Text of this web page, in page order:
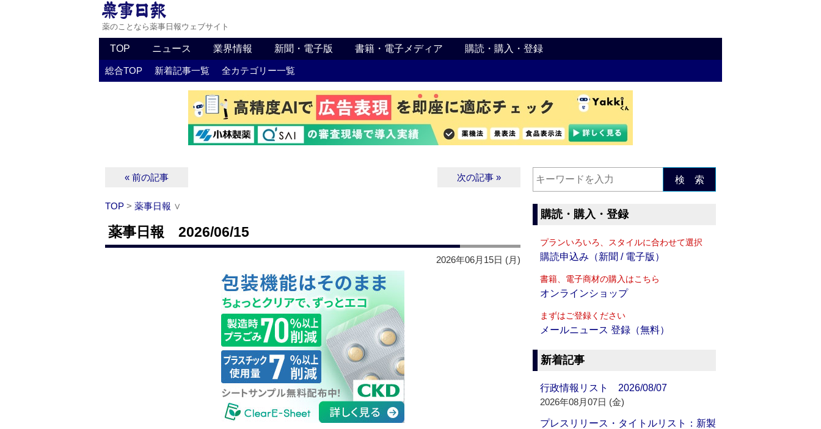
薬のことなら薬事日報ウェブサイト
TOP ニュース 業界情報 新聞・電子版 書籍・電子メディア 購読・購入・登録
総合TOP 新着記事一覧 全カテゴリー一覧
« 前の記事 次の記事 »
TOP > 薬事日報 ∨
薬事日報 2026/06/15
2026年06月15日 (月)
検 索
購読・購入・登録
プランいろいろ、スタイルに合わせて選択
購読申込み（新聞 / 電子版）
書籍、電子商材の購入はこちら
オンラインショップ
まずはご登録ください
メールニュース 登録（無料）
新着記事
行政情報リスト 2026/08/07
2026年08月07日 (金)
プレスリリース・タイトルリスト：新製